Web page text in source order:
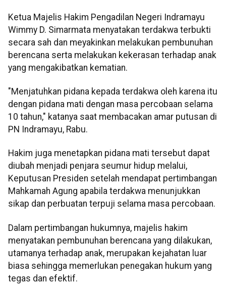
Ketua Majelis Hakim Pengadilan Negeri Indramayu
Wimmy D. Simarmata menyatakan terdakwa terbukti
secara sah dan meyakinkan melakukan pembunuhan
berencana serta melakukan kekerasan terhadap anak
yang mengakibatkan kematian.
"Menjatuhkan pidana kepada terdakwa oleh karena itu
dengan pidana mati dengan masa percobaan selama
10 tahun," katanya saat membacakan amar putusan di
PN Indramayu, Rabu.
Hakim juga menetapkan pidana mati tersebut dapat
diubah menjadi penjara seumur hidup melalui,
Keputusan Presiden setelah mendapat pertimbangan
Mahkamah Agung apabila terdakwa menunjukkan
sikap dan perbuatan terpuji selama masa percobaan.
Dalam pertimbangan hukumnya, majelis hakim
menyatakan pembunuhan berencana yang dilakukan,
utamanya terhadap anak, merupakan kejahatan luar
biasa sehingga memerlukan penegakan hukum yang
tegas dan efektif.